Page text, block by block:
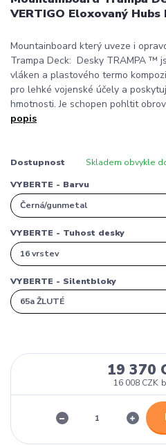
VERTIGO Eloxovaný Hubs
Mountainboard který uveze i
Trampa Deck: Desky TRAMPA ™
vláken a plastového termo
pro lehké vojenské účely a
hmotnosti. Je schopen pohltit
popis
Dostupnost Skladem obvykle
VYBERTE - Barvu
VYBERTE - Tuhost desky
VYBERTE - Silentbloky
19 370
16 008 CZK